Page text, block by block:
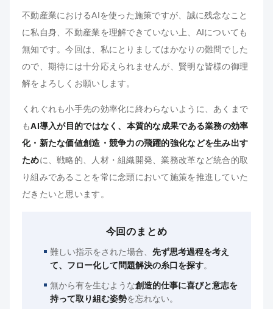
不動産業におけるAIを使った施策ですが、誠に残念なこと
に私自身、不動産業を理解できていない上、AIについても
無知です。今回は、私にとりましてはかなりの難問でした
ので、期待には十分応えられませんが、賢明な皆様の御理
解をよろしくお願いします。
くれぐれも小手先の効率化に終わらないように、あくまで
もAI導入が目的ではなく、本質的な成果である業務の効率
化・新たな価値創造・競争力の飛躍的強化などを生み出す
ために、戦略的、人材・組織開発、業務改革など統合的取
り組みであることを常に念頭において施策を推進していた
だきたいと思います。
今回のまとめ
難しい指示をされた場合、 先ず思考過程を考え
て、フロー化して問題解決の糸口を探す。
無から有を生むような創造的仕事に喜びと意志を
持って取り組む姿勢を忘れない。